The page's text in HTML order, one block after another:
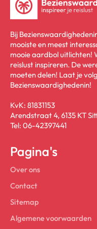
Bij
mooiste en meest
mooie aardbol uitlichten!
reislust inspireren. De
moeten delen! Laat je
Bezienswaardighedenin!
KvK: 81831153
Arendstraat 4, 6135 KT
Tel: 06-42397441
Pagina's
Over ons
Contact
Sitemap
Algemene voorwaarden